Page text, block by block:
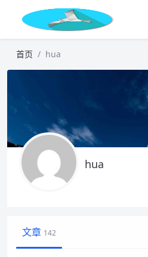
首页 hua
hua
文章 142